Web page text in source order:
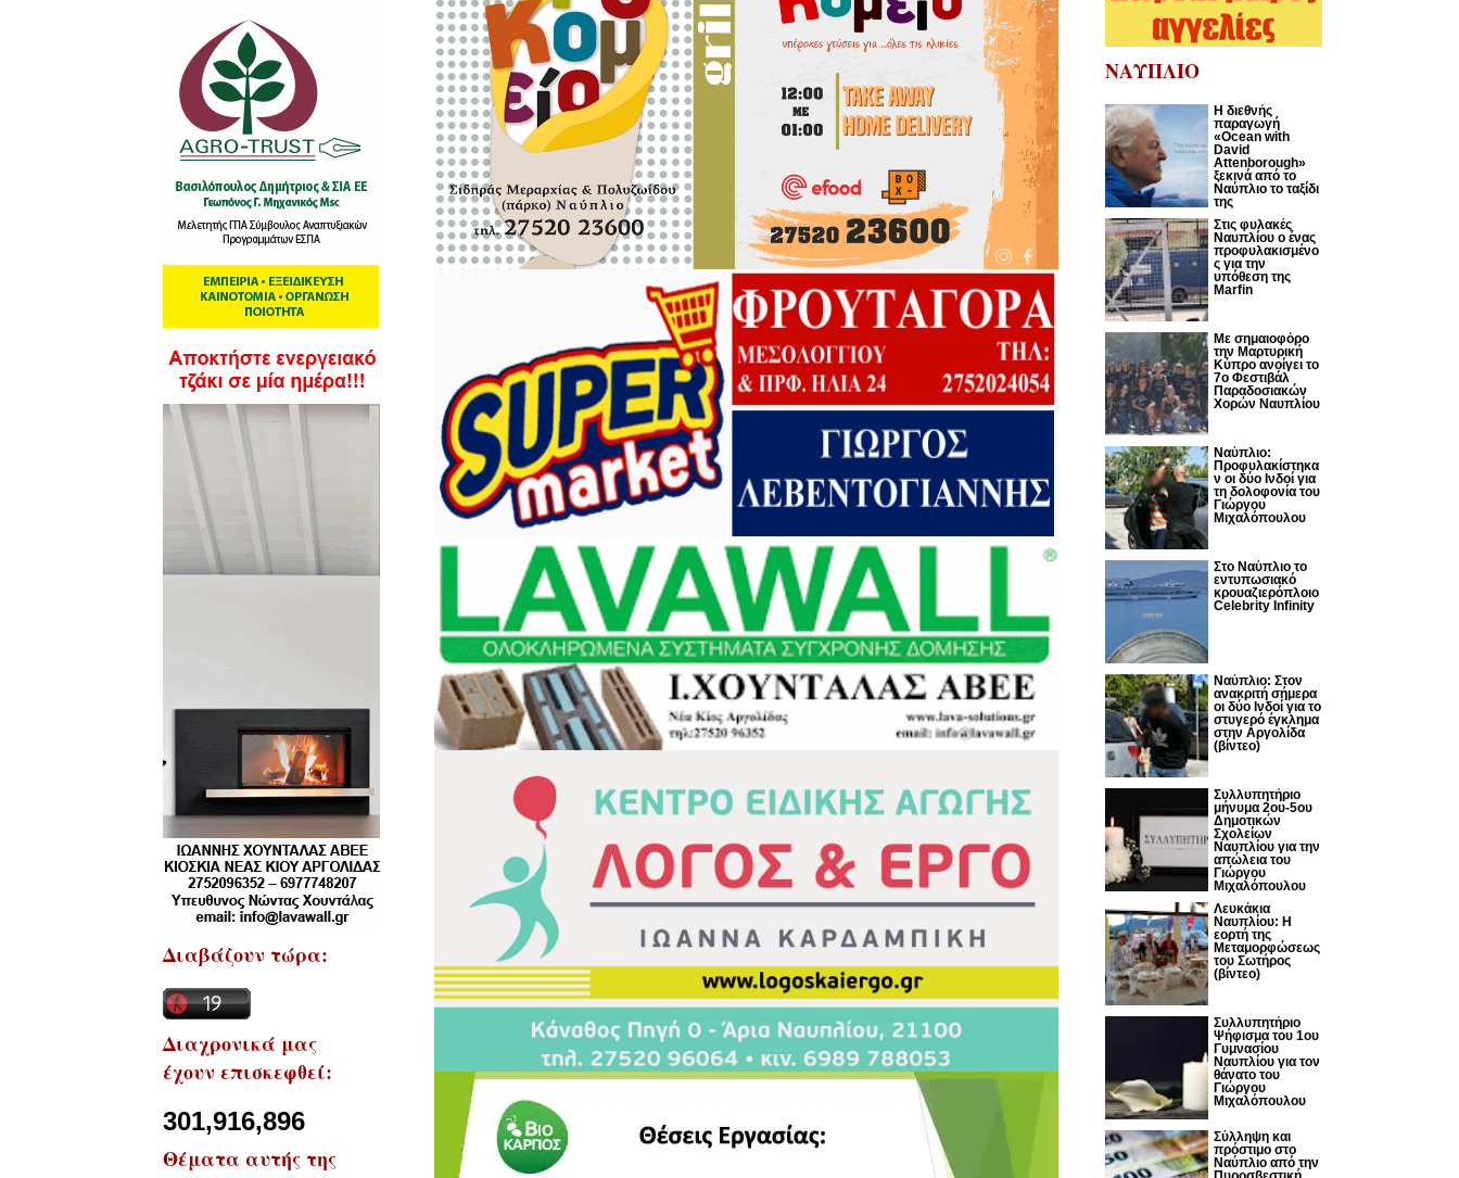
Διαβάζουν τώρα:
Διαχρονικά μας
έχουν επισκεφθεί:
301,916,896
Θέματα αυτής της
ΝΑΥΠΛΙΟ
Η διεθνής
παραγωγή
«Ocean with
David
Attenborough»
ξεκινά από το
Ναύπλιο το ταξίδι
της
Στις φυλακές
Ναυπλίου ο ένας
προφυλακισμένο
ς για την
υπόθεση της
Marfin
Με σημαιοφόρο
την Μαρτυρική
Κύπρο ανοίγει το
7ο Φεστιβάλ
Παραδοσιακών
Χορών Ναυπλίου
Ναύπλιο:
Προφυλακίστηκα
ν οι δύο Ινδοί για
τη δολοφονία του
Γιώργου
Μιχαλόπουλου
Στο Ναύπλιο το
εντυπωσιακό
κρουαζιερόπλοιο
Celebrity Infinity
Nαύπλιο: Στον
ανακριτή σήμερα
οι δύο Ινδοί για το
στυγερό έγκλημα
στην Αργολίδα
(βίντεο)
Συλλυπητήριο
μήνυμα 2ου-5ου
Δημοτικών
Σχολείων
Ναυπλίου για την
απώλεια του
Γιώργου
Μιχαλόπουλου
Λευκάκια
Ναυπλίου: Η
εορτή της
Μεταμορφώσεως
του Σωτήρος
(βίντεο)
Συλλυπητήριο
Ψήφισμα του 1ου
Γυμνασίου
Ναυπλίου για τον
θάνατο του
Γιώργου
Μιχαλόπουλου
Σύλληψη και
πρόστιμο στο
Ναύπλιο από την